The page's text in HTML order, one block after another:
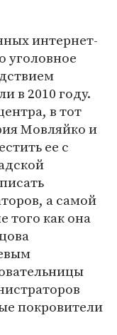
интернет-
уголовное
в 2010 году.
в тот
Мовляйко и
ее с
а самой
того как она
покровители